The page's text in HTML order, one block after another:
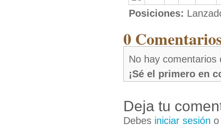
Posiciones:
0
No hay comentarios
¡Sé el primero en
Deja tu
Debes iniciar sesión